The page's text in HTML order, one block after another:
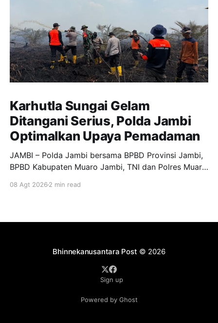
Karhutla Sungai Gelam
Ditangani Serius, Polda Jambi
Optimalkan Upaya Pemadaman
JAMBI – Polda Jambi bersama BPBD Provinsi Jambi,
BPBD Kabupaten Muaro Jambi, TNI dan Polres Muaro
pemadaman kebakaran hutan dan lahan (Karhutla) di
08 Agt 2026 2 min read
Bhinnekanusantara Post © 2026
Sign up
Powered by Ghost